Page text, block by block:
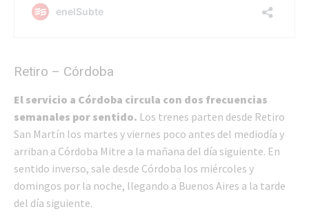
Retiro – Córdoba
El servicio a Córdoba circula con dos frecuencias
semanales por sentido. Los trenes parten desde Retiro
San Martín los martes y viernes poco antes del mediodía y
arriban a Córdoba Mitre a la mañana del día siguiente. En
sentido inverso, sale desde Córdoba los miércoles y
domingos por la noche, llegando a Buenos Aires a la tarde
del día siguiente.